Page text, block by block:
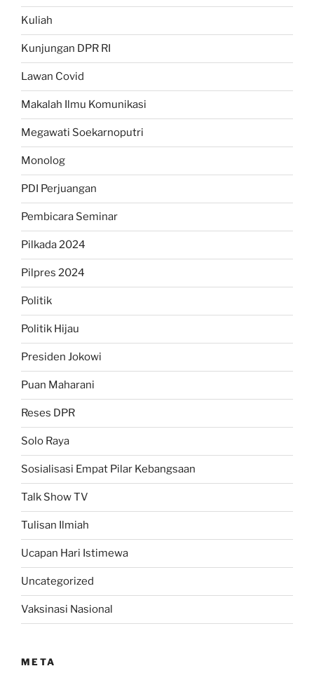
Kuliah
Kunjungan DPR RI
Lawan Covid
Makalah Ilmu Komunikasi
Megawati Soekarnoputri
Monolog
PDI Perjuangan
Pembicara Seminar
Pilkada 2024
Pilpres 2024
Politik
Politik Hijau
Presiden Jokowi
Puan Maharani
Reses DPR
Solo Raya
Sosialisasi Empat Pilar Kebangsaan
Talk Show TV
Tulisan Ilmiah
Ucapan Hari Istimewa
Uncategorized
Vaksinasi Nasional
META